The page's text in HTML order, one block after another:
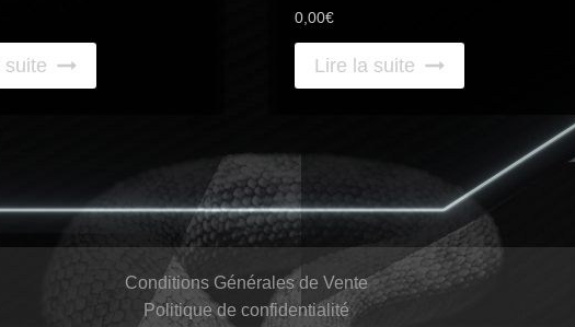
suite
0,00€
Lire la suite
Conditions Générales de Vente
Politique de confidentialité